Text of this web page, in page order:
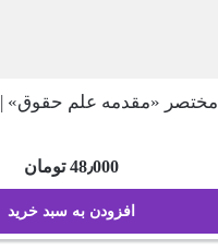
مختصر «مقدمه علم حقوق» | ۸۰ صفحه
48٫000 تومان
افزودن به سبد خرید